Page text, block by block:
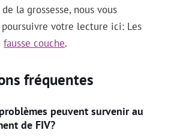
la grossesse, nous vous
votre lecture ici: Les
fausse couche.
fréquentes
peuvent survenir au
de FIV?